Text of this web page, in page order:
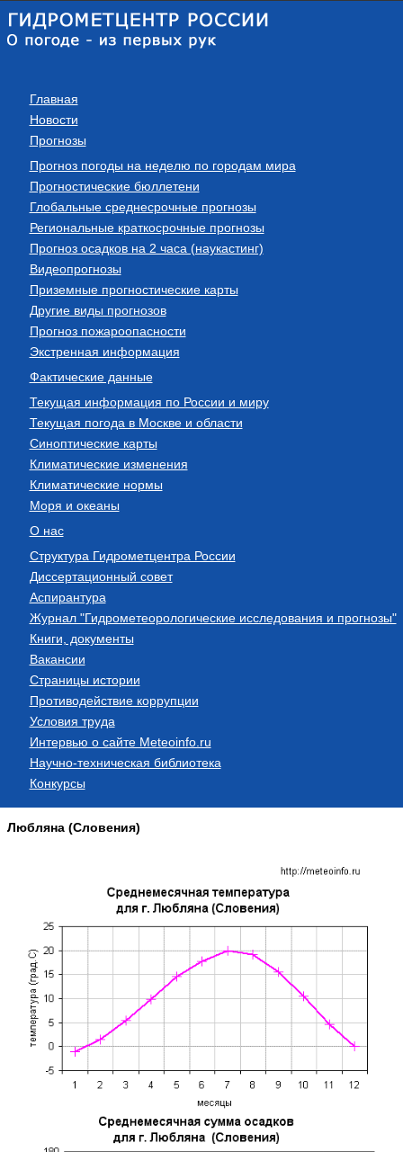
Главная
Новости
Прогнозы
Прогноз погоды на неделю по городам мира
Прогностические бюллетени
Глобальные среднесрочные прогнозы
Региональные краткосрочные прогнозы
Прогноз осадков на 2 часа (наукастинг)
Видеопрогнозы
Приземные прогностические карты
Другие виды прогнозов
Прогноз пожароопасности
Экстренная информация
Фактические данные
Текущая информация по России и миру
Текущая погода в Москве и области
Синоптические карты
Климатические изменения
Климатические нормы
Моря и океаны
О нас
Структура Гидрометцентра России
Диссертационный совет
Аспирантура
Журнал "Гидрометеорологические исследования и прогнозы"
Книги, документы
Вакансии
Страницы истории
Противодействие коррупции
Условия труда
Интервью о сайте Meteoinfo.ru
Научно-техническая библиотека
Конкурсы
Любляна (Словения)